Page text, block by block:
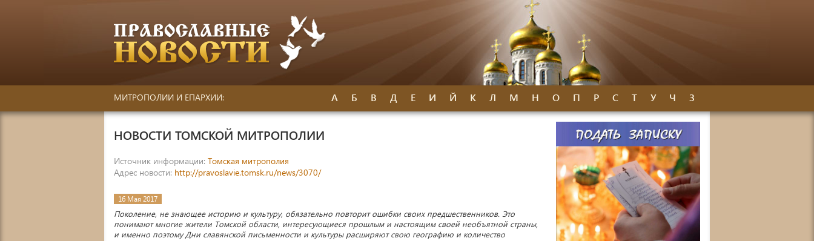
МИТРОПОЛИИ И ЕПАРХИИ: А Б В Д Е И Й К Л М Н О П Р С Т У Ч З
НОВОСТИ ТОМСКОЙ МИТРОПОЛИИ
Источник информации: Томская митрополия
Адрес новости: http://pravoslavie.tomsk.ru/news/3070/
16 Мая 2017
Поколение, не знающее историю и культуру, обязательно повторит ошибки своих предшественников. Это
понимают многие жители Томской области, интересующиеся прошлым и настоящим своей необъятной страны,
и именно поэтому Дни славянской письменности и культуры расширяют свою географию и количество